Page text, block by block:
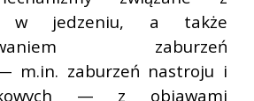
w jedzeniu, a także
zaburzeń
m.in. zaburzeń nastroju i
— z objawami